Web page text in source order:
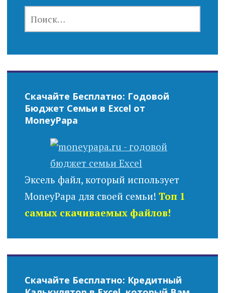
Скачайте Бесплатно: Годовой
Бюджет Семьи в Excel от
MoneyPapa
Эксель файл, который использует
MoneyPapa для своей семьи! Топ 1
самых скачиваемых файлов!
Скачайте Бесплатно: Кредитный